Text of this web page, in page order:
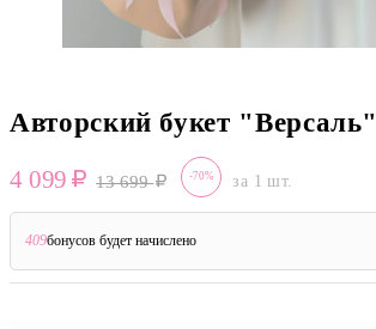
Авторский букет "Версаль"
4 099 13 699 -70% за 1 шт.
409бонусов будет начислено